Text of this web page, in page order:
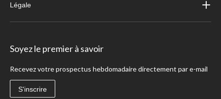
Légale
Soyez le premier à savoir
Recevez votre prospectus hebdomadaire directement par e-mail
S'inscrire